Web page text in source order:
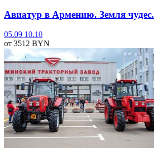
Авиатур в Армению. Земля чудес.
05.09 10.10
от 3512 BYN